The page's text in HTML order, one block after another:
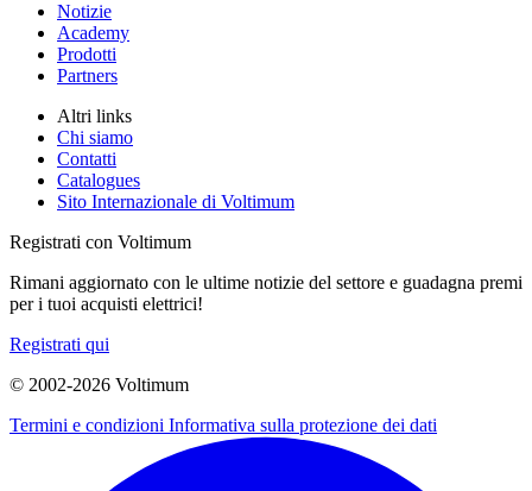
Notizie
Academy
Prodotti
Partners
Altri links
Chi siamo
Contatti
Catalogues
Sito Internazionale di Voltimum
Registrati con Voltimum
Rimani aggiornato con le ultime notizie del settore e guadagna premi
per i tuoi acquisti elettrici!
Registrati qui
© 2002-2026 Voltimum
Termini e condizioni Informativa sulla protezione dei dati